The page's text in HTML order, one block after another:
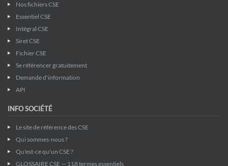
Nos fichiers CSE
Essentiel CSE
Intégral CSE
Siret CSE
Fichier CSE
Se référencer gratuitement
Demande d'information
API
INFO SOCIÉTÉ
Le site de référence des CSE
Qui sommes-nous ?
Qu'est-ce qu'un CSE ?
GLOSSAIRE CSE — 118 termes essentiels